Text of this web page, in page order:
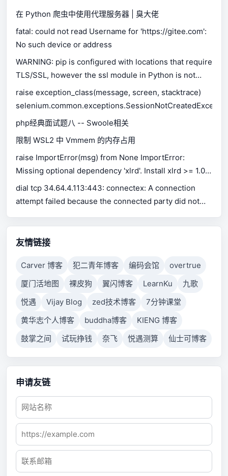
在 Python 爬虫中使用代理服务器 | 臭大佬
fatal: could not read Username for 'https://gitee.com':
No such device or address
WARNING: pip is configured with locations that require
TLS/SSL, however the ssl module in Python is not
available.
raise exception_class(message, screen, stacktrace)
php经典面试题八 -- Swoole相关
限制 WSL2 中 Vmmem 的内存占用
raise ImportError(msg) from None ImportError:
Missing optional dependency 'xlrd'. Install xlrd >= 1.0.0
for Excel support Use pip or conda to install xlrd.
dial tcp 34.64.4.113:443: connectex: A connection
attempt failed because the connected party did not
connection failed because connected host has failed
to respond.
友情链接
Carver 博客 犯二青年博客 编码会馆
overtrue
厦门活地图
裸皮狗 翼闪博客 LearnKu
九歌
悦遇
Vijay Blog zed技术博客
7分钟课堂
黄华志个人博客
buddha博客
KIENG 博客
鼓掌之间
试玩挣钱 奈飞 悦遇测算 仙士可博客
申请友链